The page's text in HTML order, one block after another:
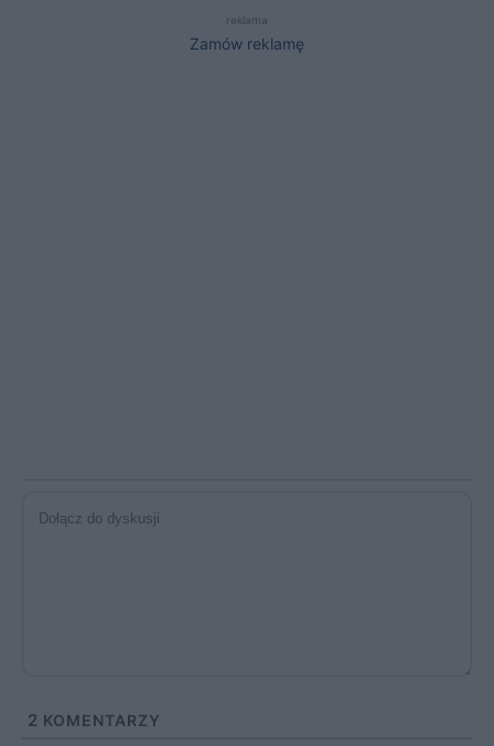
reklama
Zamów reklamę
2 KOMENTARZY